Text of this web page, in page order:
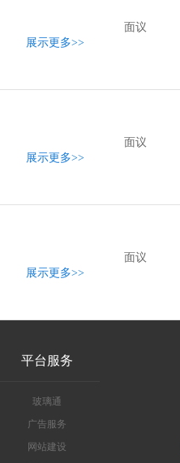
展示更多>>
面议
展示更多>>
面议
展示更多>>
面议
平台服务
玻璃通
广告服务
网站建设